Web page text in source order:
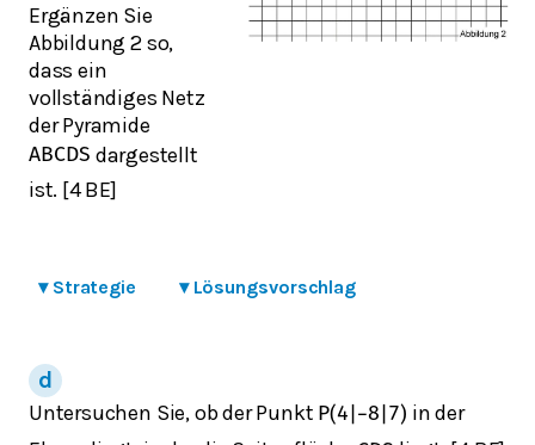
Ergänzen Sie
Abbildung 2 so,
dass ein
vollständiges Netz
der Pyramide
ABCDS dargestellt
ist. [4 BE]
▾ Strategie ▾ Lösungsvorschlag
Untersuchen Sie, ob der Punkt P(4 −8 7) in der